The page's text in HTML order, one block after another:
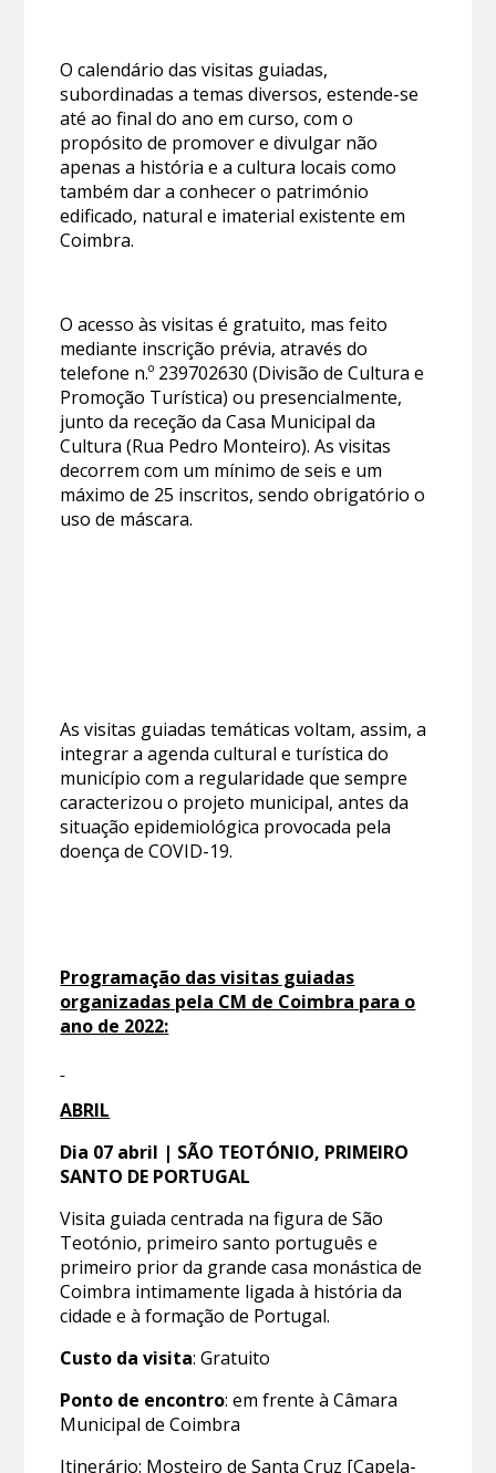
O calendário das visitas guiadas,
subordinadas a temas diversos, estende-se
até ao final do ano em curso, com o
propósito de promover e divulgar não
apenas a história e a cultura locais como
também dar a conhecer o património
edificado, natural e imaterial existente em
Coimbra.
O acesso às visitas é gratuito, mas feito
mediante inscrição prévia, através do
telefone n.º 239702630 (Divisão de Cultura e
Promoção Turística) ou presencialmente,
junto da receção da Casa Municipal da
Cultura (Rua Pedro Monteiro). As visitas
decorrem com um mínimo de seis e um
máximo de 25 inscritos, sendo obrigatório o
uso de máscara.
As visitas guiadas temáticas voltam, assim, a
integrar a agenda cultural e turística do
município com a regularidade que sempre
caracterizou o projeto municipal, antes da
situação epidemiológica provocada pela
doença de COVID-19.
Programação das visitas guiadas
organizadas pela CM de Coimbra para o
ano de 2022:
ABRIL
Dia 07 abril | SÃO TEOTÓNIO, PRIMEIRO
SANTO DE PORTUGAL
Visita guiada centrada na figura de São
Teotónio, primeiro santo português e
primeiro prior da grande casa monástica de
Coimbra intimamente ligada à história da
cidade e à formação de Portugal.
Custo da visita: Gratuito
Ponto de encontro: em frente à Câmara
Municipal de Coimbra
Itinerário: Mosteiro de Santa Cruz [Capela-